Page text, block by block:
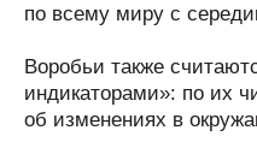
по всему миру с
Воробьи также
индикаторами»: по их
об изменениях в